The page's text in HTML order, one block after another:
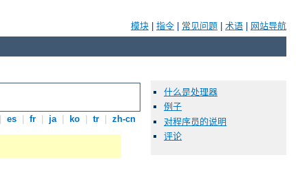
模块 指令 常见问题 术语 网站导航
es fr ja ko tr zh-cn
什么是处理器
例子
对程序员的说明
评论